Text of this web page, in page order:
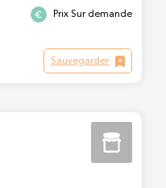
Prix Sur demande
Sauvegarder